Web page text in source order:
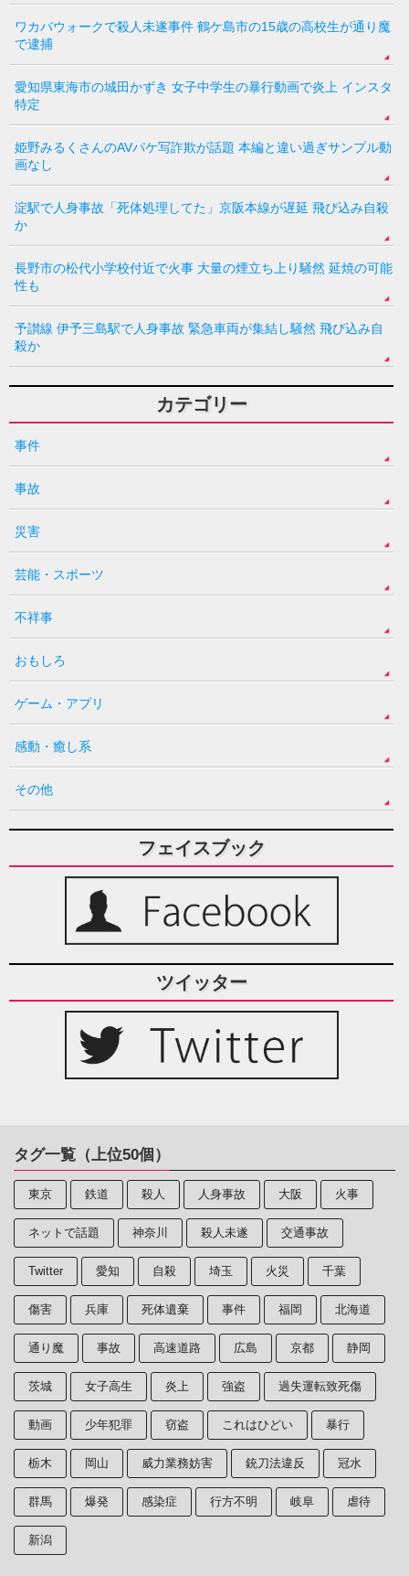
ワカバウォークで殺人未遂事件 鶴ケ島市の15歳の高校生が通り魔
で逮捕
愛知県東海市の城田かずき 女子中学生の暴行動画で炎上 インスタ
特定
姫野みるくさんのAVパケ写詐欺が話題 本編と違い過ぎサンプル動
画なし
淀駅で人身事故「死体処理してた」京阪本線が遅延 飛び込み自殺
か
長野市の松代小学校付近で火事 大量の煙立ち上り騒然 延焼の可能
性も
予讃線 伊予三島駅で人身事故 緊急車両が集結し騒然 飛び込み自
殺か
カテゴリー
事件
事故
災害
芸能・スポーツ
不祥事
おもしろ
ゲーム・アプリ
感動・癒し系
その他
フェイスブック
ツイッター
タグ一覧（上位50個）
東京 鉄道 殺人 人身事故 大阪 火事
ネットで話題 神奈川 殺人未遂 交通事故
Twitter 愛知 自殺 埼玉 火災 千葉
傷害 兵庫 死体遺棄 事件 福岡 北海道
通り魔 事故 高速道路 広島 京都 静岡
茨城 女子高生 炎上 強盗 過失運転致死傷
動画 少年犯罪 窃盗 これはひどい 暴行
栃木 岡山 威力業務妨害 銃刀法違反 冠水
群馬 爆発 感染症 行方不明 岐阜 虐待
新潟